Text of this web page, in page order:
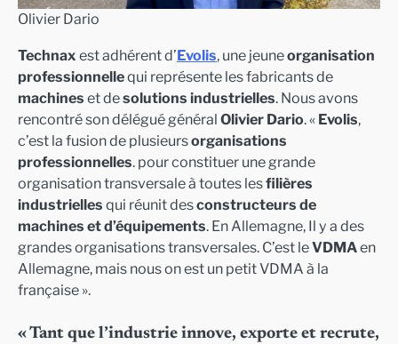
Olivier Dario
Technax est adhérent d’Evolis, une jeuneorganisation
professionnellequi représente les fabricants de
machines et desolutions industrielles. Nous avons
rencontré son délégué général Olivier Dario. « Evolis,
c’est la fusion de plusieursorganisations
professionnelles. pour constituer une grande
organisation transversale à toutes lesfilières
industrielles qui réunit desconstructeurs de
machines et d’équipements. En Allemagne, Il y a des
grandes organisations transversales. C’est leVDMAen
Allemagne, mais nous on est un petit VDMA à la
française ».
« Tant que l’industrie innove, exporte et recrute,